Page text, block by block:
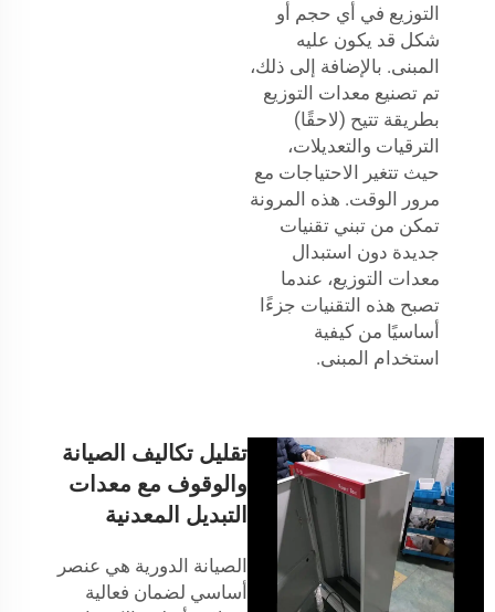
التوزيع في أي حجم أو
شكل قد يكون عليه
المبنى. بالإضافة إلى ذلك،
تم تصنيع معدات التوزيع
بطريقة تتيح (لاحقًا)
الترقيات والتعديلات،
حيث تتغير الاحتياجات مع
مرور الوقت. هذه المرونة
تمكن من تبني تقنيات
جديدة دون استبدال
معدات التوزيع، عندما
تصبح هذه التقنيات جزءًا
أساسيًا من كيفية
استخدام المبنى.
تقليل تكاليف الصيانة
والوقوف مع معدات
التبديل المعدنية
الصيانة الدورية هي عنصر
أساسي لضمان فعالية